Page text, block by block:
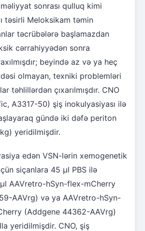
sonrası qulluq kimi
təsirli Meloksikam təmin
təcrübələrə başlamazdan
cərrahiyyədən sonra
beyində az və ya heç
olmayan, texniki problemləri
təhlillərdən çıxarılmışdır. CNO
A3317-50) şiş inokulyasiyası ilə
gündə iki dəfə periton
yeridilmişdir.
edən VSN-lərin xemogenetik
siçanlara 45 μl PBS ilə
μl AAVretro-hSyn-flex-mCherry
AAVrg) və ya AAVretro-hSyn-
(Addgene 44362-AAVrg)
yeridilmişdir. CNO, şiş